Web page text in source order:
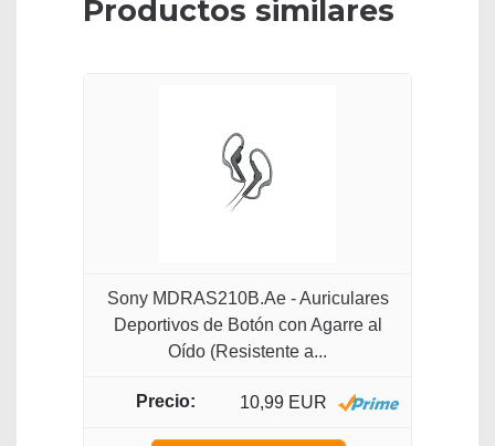
Productos similares
Sony MDRAS210B.Ae - Auriculares
Deportivos de Botón con Agarre al
Oído (Resistente a...
10,99 EUR